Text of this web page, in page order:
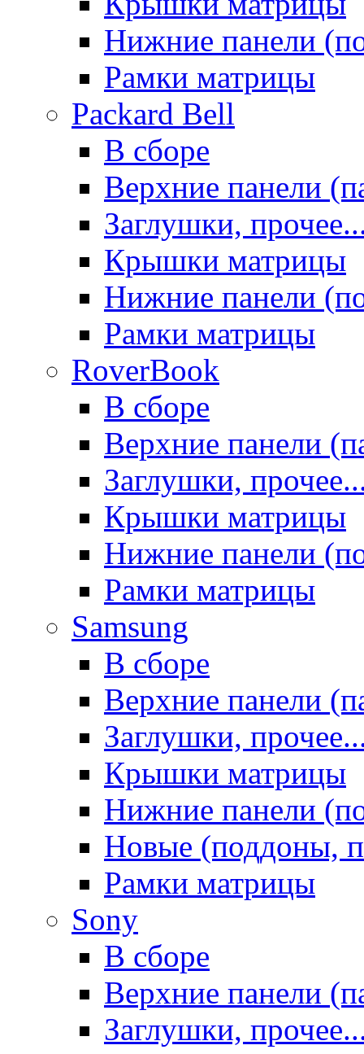
Нижние панели
Рамки матрицы
Packard Bell
В сборе
Верхние панели
Заглушки,
Крышки матрицы
Нижние панели
Рамки матрицы
RoverBook
В сборе
Верхние панели
Заглушки,
Крышки матрицы
Нижние панели
Рамки матрицы
Samsung
В сборе
Верхние панели
Заглушки,
Крышки матрицы
Нижние панели
Новые (поддоны,
Рамки матрицы
Sony
В сборе
Верхние панели
Заглушки,